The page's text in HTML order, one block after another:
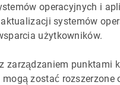
operacyjnych i
systemów
użytkowników.
zarządzaniem punktami
zostać rozszerzone